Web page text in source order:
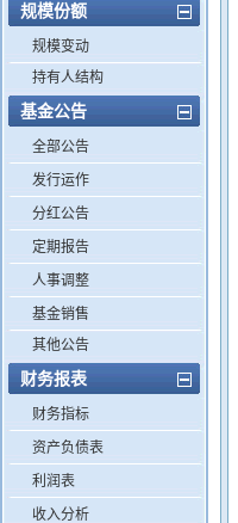
规模份额
规模变动
持有人结构
基金公告
全部公告
发行运作
分红公告
定期报告
人事调整
基金销售
其他公告
财务报表
财务指标
资产负债表
利润表
收入分析